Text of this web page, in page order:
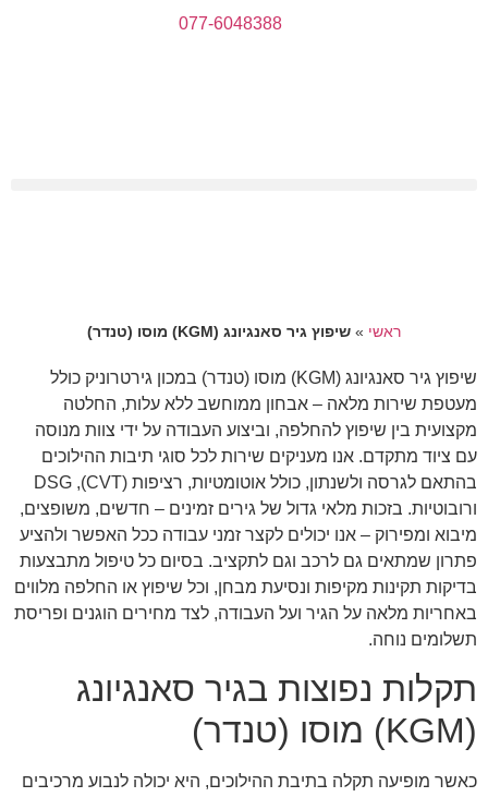
077-6048388
ראשי»שיפוץ גיר סאנגיונג (KGM) מוסו (טנדר)
שיפוץ גיר סאנגיונג (KGM) מוסו (טנדר) במכון גירטרוניק כולל
מעטפת שירות מלאה – אבחון ממוחשב ללא עלות, החלטה
מקצועית בין שיפוץ להחלפה, וביצוע העבודה על ידי צוות מנוסה
עם ציוד מתקדם. אנו מעניקים שירות לכל סוגי תיבות ההילוכים
בהתאם לגרסה ולשנתון, כולל אוטומטיות, רציפות (CVT), DSG
ורובוטיות. בזכות מלאי גדול של גירים זמינים – חדשים, משופצים,
מיבוא ומפירוק – אנו יכולים לקצר זמני עבודה ככל האפשר ולהציע
פתרון שמתאים גם לרכב וגם לתקציב. בסיום כל טיפול מתבצעות
בדיקות תקינות מקיפות ונסיעת מבחן, וכל שיפוץ או החלפה מלווים
באחריות מלאה על הגיר ועל העבודה, לצד מחירים הוגנים ופריסת
תשלומים נוחה.
תקלות נפוצות בגיר סאנגיונג
כאשר מופיעה תקלה בתיבת ההילוכים, היא יכולה לנבוע מרכיבים